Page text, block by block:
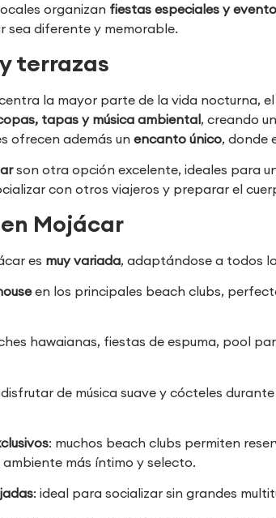
organizan fiestas especiales y
sea diferente y memorable.
terrazas
la mayor parte de la vida nocturna, el
tapas y música ambiental, creando
ofrecen además un encanto único, donde
son otra opción excelente, ideales para
con otros viajeros y preparar el
Mojácar
es muy variada, adaptándose a todos
en los principales beach clubs,
hawaianas, fiestas de espuma, pool
de música suave y cócteles
: muchos beach clubs permiten
más íntimo y selecto.
: ideal para socializar sin grandes